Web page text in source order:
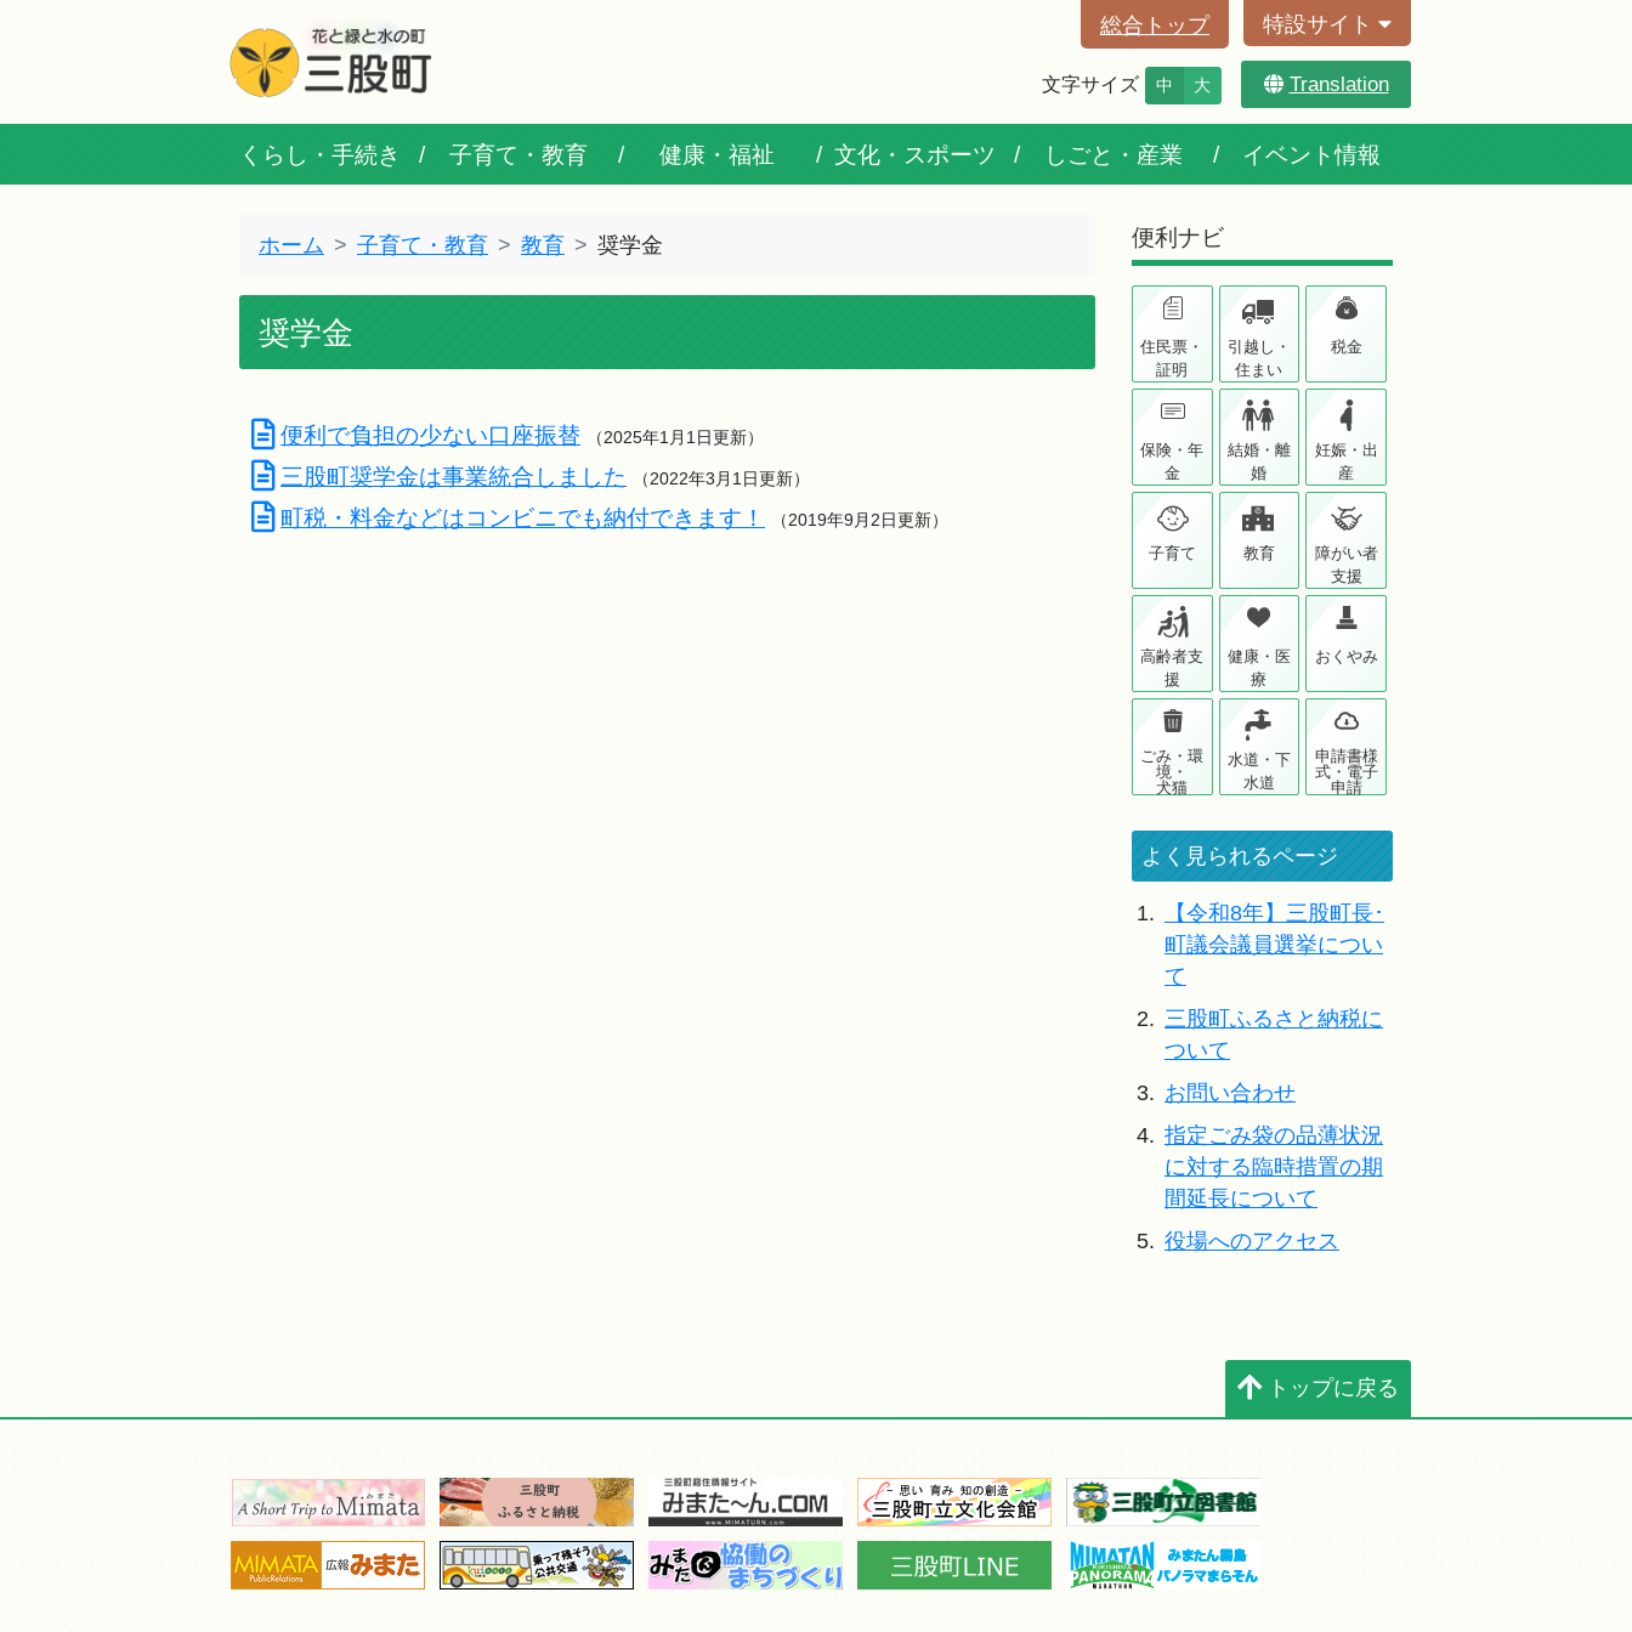
総合トップ 特設サイト
文字サイズ 中 大 Translation
くらし・手続き 子育て・教育 健康・福祉 文化・スポーツ しごと・産業 イベント情報
ホーム 子育て・教育 教育 奨学金
奨学金
便利で負担の少ない口座振替 （2025年1月1日更新）
三股町奨学金は事業統合しました （2022年3月1日更新）
町税・料金などはコンビニでも納付できます！ （2019年9月2日更新）
便利ナビ
住民票・
証明
引越し・
住まい
税金
保険・年
金
結婚・離
婚
妊娠・出
産
子育て 教育
障がい者
支援
高齢者支
援
健康・医
療
おくやみ
ごみ・環
境・
犬猫
水道・下
水道
申請書様
式・電子
申請
よく見られるページ
1.
【令和8年】三股町長･
町議会議員選挙につい
て
2. 三股町ふるさと納税に
ついて
3. お問い合わせ
4. 指定ごみ袋の品薄状況
に対する臨時措置の期
間延長について
5. 役場へのアクセス
トップに戻る